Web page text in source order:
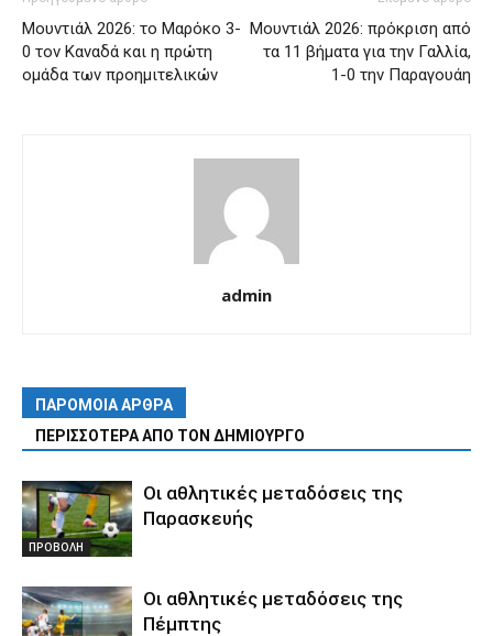
Μουντιάλ 2026: το Μαρόκο 3-
0 τον Καναδά και η πρώτη
ομάδα των προημιτελικών
Μουντιάλ 2026: πρόκριση από
τα 11 βήματα για την Γαλλία,
1-0 την Παραγουάη
admin
ΠΑΡΟΜΟΙΑ ΑΡΘΡΑ
ΠΕΡΙΣΣΟΤΕΡΑ ΑΠΟ ΤΟΝ ΔΗΜΙΟΥΡΓΟ
ΠΡΟΒΟΛΗ
Οι αθλητικές μεταδόσεις της
Παρασκευής
Οι αθλητικές μεταδόσεις της
Πέμπτης